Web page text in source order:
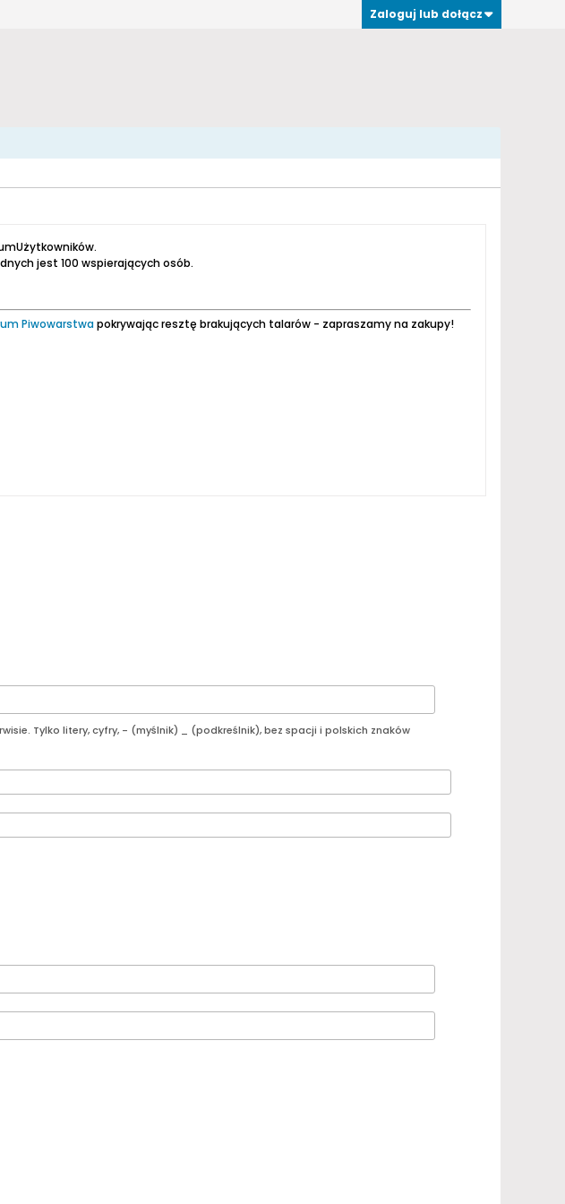
Zaloguj lub dołącz
jest 100 wspierających osób.
Piwowarstwapokrywając resztę brakujących talarów - zapraszamy na zakupy!
Tylko litery, cyfry, - (myślnik) _ (podkreślnik), bez spacji i polskich znaków